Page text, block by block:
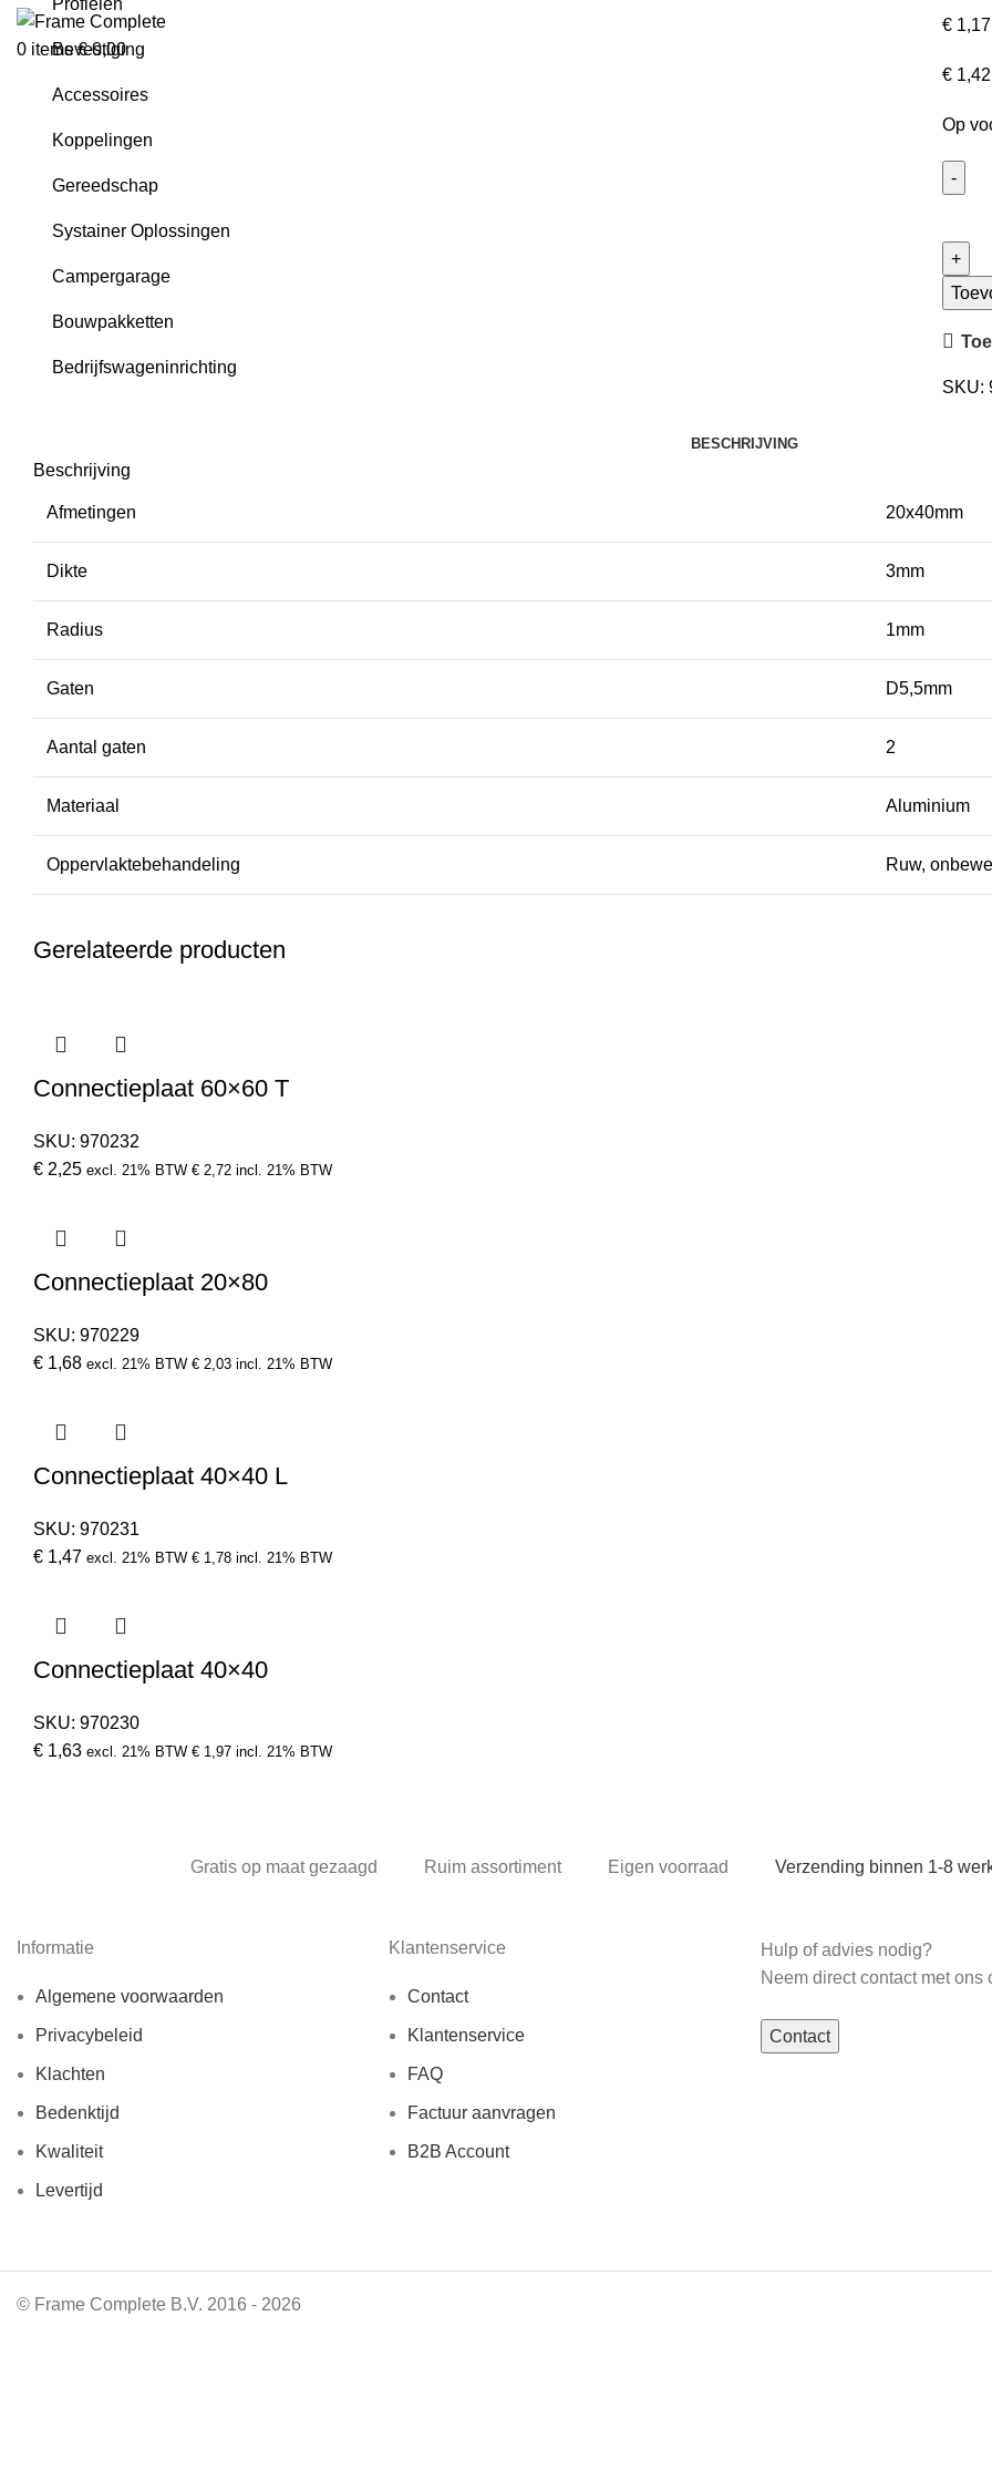
0 items €0,00
€ 1,17
€ 1,42
Op
aantal
SKU:
Profielen
Bevestiging
Accessoires
Koppelingen
Gereedschap
Systainer Oplossingen
Campergarage
Bouwpakketten
Bedrijfswageninrichting
BESCHRIJVING
Beschrijving
Afmetingen 20x40mm
Dikte 3mm
Radius 1mm
Gaten D5,5mm
Aantal gaten 2
Materiaal Aluminium
Oppervlaktebehandeling Ruw,
Gerelateerde producten
Connectieplaat 60×60 T
SKU: 970232
€ 2,25 excl. 21% BTW € 2,72 incl. 21% BTW
Connectieplaat 20×80
SKU: 970229
€ 1,68 excl. 21% BTW € 2,03 incl. 21% BTW
Connectieplaat 40×40 L
SKU: 970231
€ 1,47 excl. 21% BTW € 1,78 incl. 21% BTW
Connectieplaat 40×40
SKU: 970230
€ 1,63 excl. 21% BTW € 1,97 incl. 21% BTW
Gratis op maat gezaagd Ruim assortiment Eigen voorraad Verzending binnen 1-8
Informatie
Algemene voorwaarden
Privacybeleid
Klachten
Bedenktijd
Kwaliteit
Levertijd
Klantenservice
Contact
Klantenservice
FAQ
Factuur aanvragen
B2B Account
Hulp of advies nodig?
Neem direct contact met ons
Contact
© Frame Complete B.V. 2016 - 2026